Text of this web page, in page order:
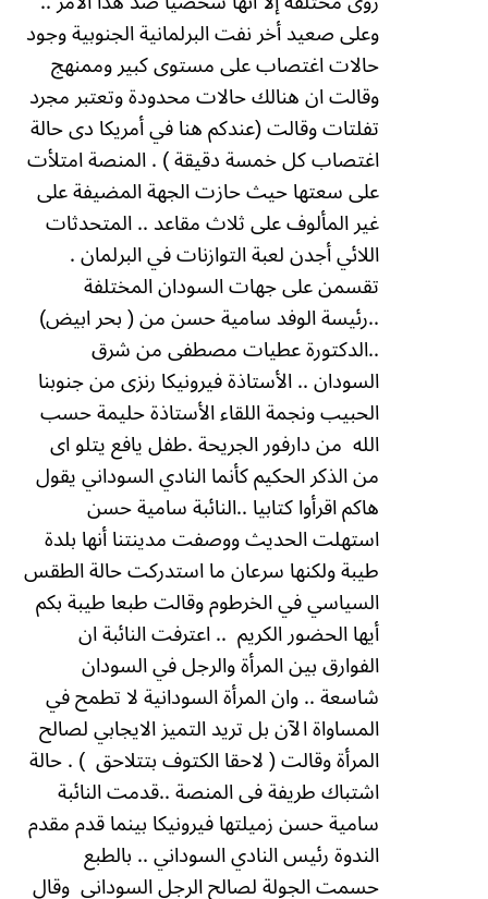
وعلى صعيد أخر نفت البرلمانية الجنوبية وجود
حالات اغتصاب على مستوى كبير وممنهج
وقالت ان هنالك حالات محدودة وتعتبر مجرد
تفلتات وقالت (عندكم هنا في أمريكا دى حالة
اغتصاب كل خمسة دقيقة ) .المنصة امتلأت
على سعتها حيث حازت الجهة المضيفة على
غير المألوف على ثلاث مقاعد .. المتحدثات
اللائي أجدن لعبة التوازنات في البرلمان .
تقسمن على جهات السودان المختلفة
..رئيسة الوفد سامية حسن من ( بحر ابيض)
..الدكتورة عطيات مصطفى من شرق
السودان .. الأستاذة فيرونيكا رنزى من جنوبنا
الحبيب ونجمة اللقاء الأستاذة حليمة حسب
الله من دارفور الجريحة .طفل يافع يتلو اى
من الذكر الحكيم كأنما النادي السوداني يقول
هاكم اقرأوا كتابيا ..النائبة سامية حسن
استهلت الحديث ووصفت مدينتنا أنها بلدة
طيبة ولكنها سرعان ما استدركت حالة الطقس
السياسي في الخرطوم وقالت طبعا طيبة بكم
أيها الحضور الكريم .. اعترفت النائبة ان
الفوارق بين المرأة والرجل في السودان
شاسعة .. وان المرأة السودانية لا تطمح في
المساواة الآن بل تريد التميز الايجابي لصالح
المرأة وقالت ( لاحقا الكتوف بتتلاحق ) .حالة
اشتباك طريفة فى المنصة ..قدمت النائبة
سامية حسن زميلتها فيرونيكا بينما قدم مقدم
الندوة رئيس النادي السوداني .. بالطبع
حسمت الجولة لصالح الرجل السوداني وقال